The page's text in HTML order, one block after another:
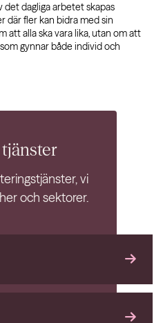
det dagliga arbetet skapas
där fler kan bidra med sin
att alla ska vara lika, utan om att
gynnar både individ och
tjänster
vi
och sektorer.